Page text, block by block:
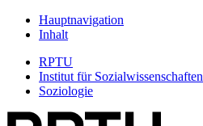
Hauptnavigation
Inhalt
RPTU
Institut für Sozialwissenschaften
Soziologie